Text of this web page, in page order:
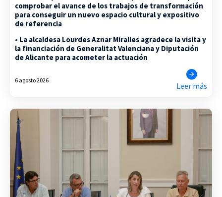
comprobar el avance de los trabajos de transformación
para conseguir un nuevo espacio cultural y expositivo
de referencia
• La alcaldesa Lourdes Aznar Miralles agradece la visita y
la financiación de Generalitat Valenciana y Diputación
de Alicante para acometer la actuación
6 agosto 2026
Leer más